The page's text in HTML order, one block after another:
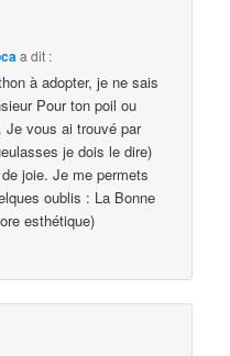
a dit :
à adopter, je ne sais
Pour ton poil ou
Je vous ai trouvé par
je dois le dire)
joie. Je me permets
oublis : La Bonne
esthétique)